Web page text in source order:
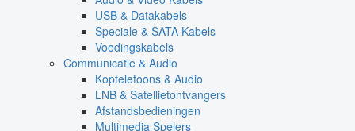
USB & Datakabels
Speciale & SATA Kabels
Voedingskabels
Communicatie & Audio
Koptelefoons & Audio
LNB & Satellietontvangers
Afstandsbedieningen
Multimedia Spelers